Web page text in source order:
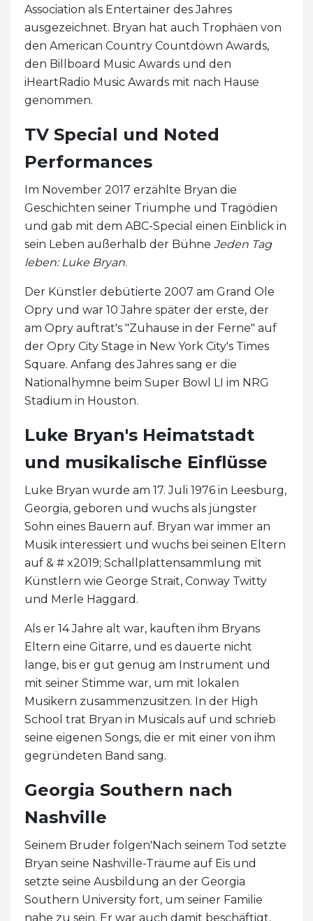
Association als Entertainer des Jahres
ausgezeichnet. Bryan hat auch Trophäen von
den American Country Countdown Awards,
den Billboard Music Awards und den
iHeartRadio Music Awards mit nach Hause
genommen.
TV Special und Noted
Performances
Im November 2017 erzählte Bryan die
Geschichten seiner Triumphe und Tragödien
und gab mit dem ABC-Special einen Einblick in
sein Leben außerhalb der Bühne Jeden Tag
leben: Luke Bryan.
Der Künstler debütierte 2007 am Grand Ole
Opry und war 10 Jahre später der erste, der
am Opry auftrat's "Zuhause in der Ferne" auf
der Opry City Stage in New York City's Times
Square. Anfang des Jahres sang er die
Nationalhymne beim Super Bowl LI im NRG
Stadium in Houston.
Luke Bryan's Heimatstadt
und musikalische Einflüsse
Luke Bryan wurde am 17. Juli 1976 in Leesburg,
Georgia, geboren und wuchs als jüngster
Sohn eines Bauern auf. Bryan war immer an
Musik interessiert und wuchs bei seinen Eltern
auf & # x2019; Schallplattensammlung mit
Künstlern wie George Strait, Conway Twitty
und Merle Haggard.
Als er 14 Jahre alt war, kauften ihm Bryans
Eltern eine Gitarre, und es dauerte nicht
lange, bis er gut genug am Instrument und
mit seiner Stimme war, um mit lokalen
Musikern zusammenzusitzen. In der High
School trat Bryan in Musicals auf und schrieb
seine eigenen Songs, die er mit einer von ihm
gegründeten Band sang.
Georgia Southern nach
Nashville
Seinem Bruder folgen'Nach seinem Tod setzte
Bryan seine Nashville-Träume auf Eis und
setzte seine Ausbildung an der Georgia
Southern University fort, um seiner Familie
nahe zu sein. Er war auch damit beschäftigt,